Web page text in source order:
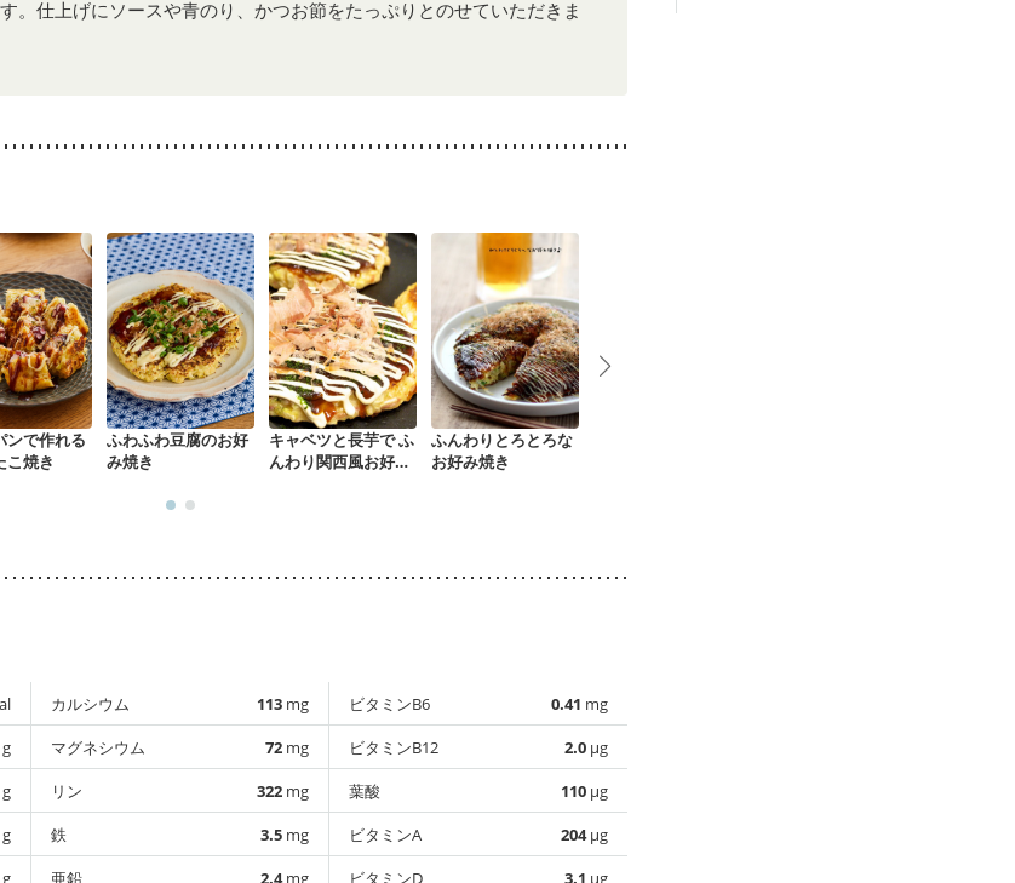
。仕上げにソースや青のり、かつお節をたっぷりとのせていただきま
ンで作れる
こ焼き
ふわふわ豆腐のお好
み焼き
キャベツと長芋で ふ
んわり関西風お好み
ふんわりとろとろな
お好み焼き
g
g
g
g
カルシウム 113 mg
マグネシウム
72 mg
リン
322 mg
鉄
3.5 mg
亜鉛
2.4mg
ビタミンB6 0.41 mg
ビタミンB12
2.0 µg
葉酸
110 µg
ビタミンA
204µg
ビタミンD
3.1 µg